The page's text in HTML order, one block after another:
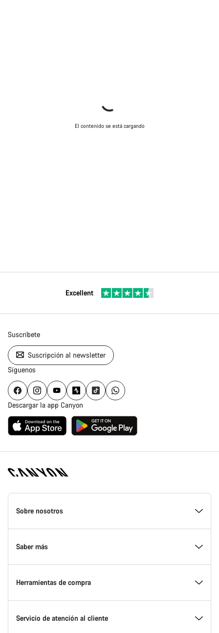
El contenido se está cargando
Excellent
Suscríbete
Suscripción al newsletter
Síguenos
Descargar la app Canyon
Canyon
Homepage
Sobre nosotros
Conoce Canyon
Innovación en Canyon
Canyon Factory Racing
Saber más
Eventos
Encuentra un punto de servicio Canyon
Herramientas de compra
Encuentra tu bicicleta
Servicio de atención al cliente